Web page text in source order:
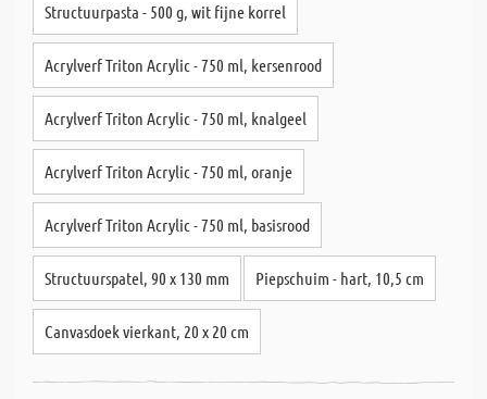
Structuurpasta - 500 g, wit fijne korrel
Acrylverf Triton Acrylic - 750 ml, kersenrood
Acrylverf Triton Acrylic - 750 ml, knalgeel
Acrylverf Triton Acrylic - 750 ml, oranje
Acrylverf Triton Acrylic - 750 ml, basisrood
Structuurspatel, 90 x 130 mm Piepschuim - hart, 10,5 cm
Canvasdoek vierkant, 20 x 20 cm